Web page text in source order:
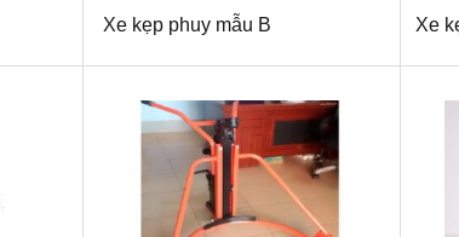
Xe kẹp phuy mẫu B Xe